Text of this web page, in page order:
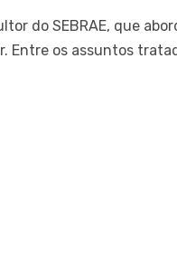
do SEBRAE, que
Entre os assuntos